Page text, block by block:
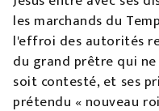
les marchands du
l'effroi des autorités
du grand prêtre qui
soit contesté, et ses
prétendu « nouveau